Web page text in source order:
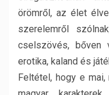
örömről, az élet
szerelemről
cselszövés, bőven
erotika, kaland és
Feltétel, hogy e